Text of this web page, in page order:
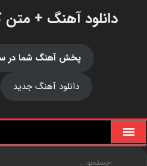
دانلود آهنگ + متن
پخش آهنگ شما در
دانلود آهنگ جدید